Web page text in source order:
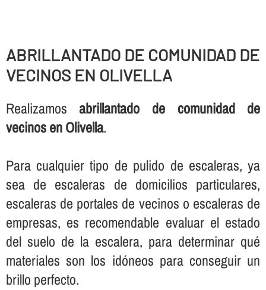
ABRILLANTADO DE COMUNIDAD DE
VECINOS EN OLIVELLA
Realizamosabrillantado de comunidad de
vecinos en Olivella.
Para cualquier tipo de pulido de escaleras, ya
sea de escaleras de domicilios particulares,
escaleras de portales de vecinos o escaleras de
empresas, es recomendable evaluar el estado
del suelo de la escalera, para determinar qué
materiales son los idóneos para conseguir un
brillo perfecto.